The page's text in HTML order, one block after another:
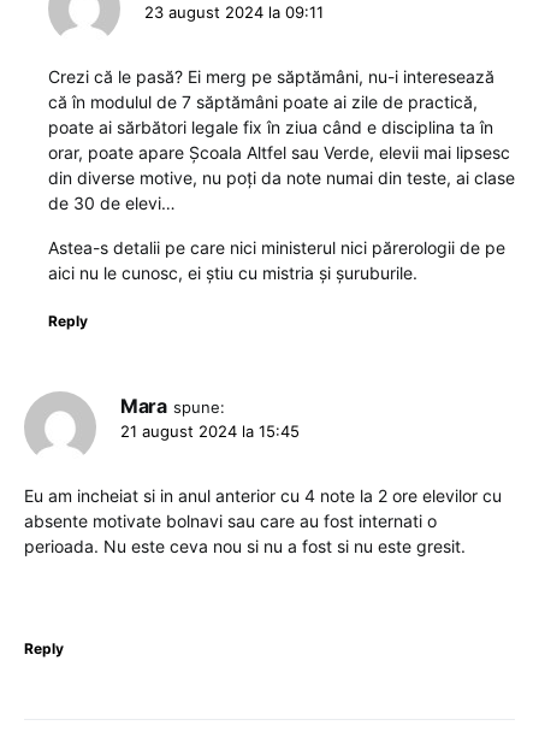
23 august 2024 la 09:11
Crezi că le pasă? Ei merg pe săptămâni, nu-i interesează
că în modulul de 7 săptămâni poate ai zile de practică,
poate ai sărbători legale fix în ziua când e disciplina ta în
orar, poate apare Școala Altfel sau Verde, elevii mai lipsesc
din diverse motive, nu poți da note numai din teste, ai clase
de 30 de elevi…
Astea-s detalii pe care nici ministerul nici părerologii de pe
aici nu le cunosc, ei știu cu mistria și șuruburile.
Reply
Mara spune:
21 august 2024 la 15:45
Eu am incheiat si in anul anterior cu 4 note la 2 ore elevilor cu
absente motivate bolnavi sau care au fost internati o
perioada. Nu este ceva nou si nu a fost si nu este gresit.
Reply